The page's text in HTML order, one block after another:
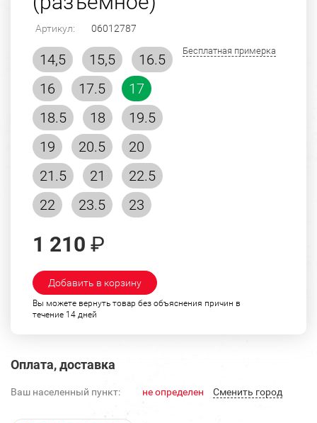
Артикул: 06012787
14,5 15,5
16.5
16
17.5
17
18.5
18
19.5
19
20.5
20
21.5
21
22.5
22
23.5 23
Бесплатная примерка
1 210 ₽
Добавить в корзину
Вы можете вернуть товар без объяснения причин в
течение 14 дней
Оплата, доставка
Ваш населенный пункт: не определен Cменить город